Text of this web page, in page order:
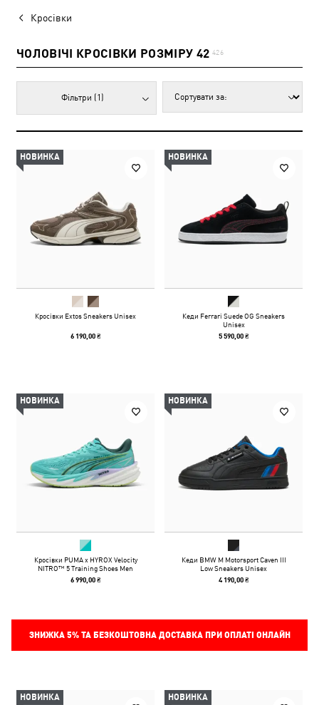
Кросівки
ЧОЛОВІЧІ КРОСІВКИ РОЗМІРУ 42 426
Фільтри (1)
НОВИНКА
Кросівки Extos Sneakers Unisex
6 190,00 ₴
НОВИНКА
Кеди Ferrari Suede OG Sneakers
Unisex
5 590,00 ₴
НОВИНКА
Кросівки PUMA x HYROX Velocity
NITRO™ 5 Training Shoes Men
6 990,00 ₴
НОВИНКА
Кеди BMW M Motorsport Caven III
Low Sneakers Unisex
4 190,00 ₴
ЗНИЖКА 5%ТА БЕЗКОШТОВНА ДОСТАВКА ПРИ ОПЛАТІ ОНЛАЙН
НОВИНКА НОВИНКА